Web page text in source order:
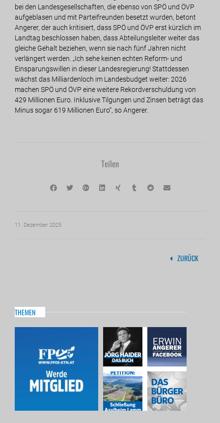
bei den Landesgesellschaften, die ebenso von SPÖ und ÖVP
aufgeblasen und mit Parteifreunden besetzt wurden, betont
Angerer, der auch kritisiert, dass SPÖ und ÖVP erst kürzlich im
Landtag beschlossen haben, dass Abteilungsleiter weiter das
gleiche Gehalt beziehen, wenn sie nach fünf Jahren nicht
verlängert werden. „Ich sehe keinen echten Reform- und
Einsparungswillen in dieser Landesregierung! Stattdessen
wächst das Milliardenloch im Landesbudget weiter: 2026
machen SPÖ und ÖVP eine weitere Rekordverschuldung von
429 Millionen Euro. Inklusive Tilgungen und Zinsen beträgt das
Minus sogar 619 Millionen Euro“, so Angerer.
Teilen
11. Dezember 2025
ZURÜCK
THEMEN